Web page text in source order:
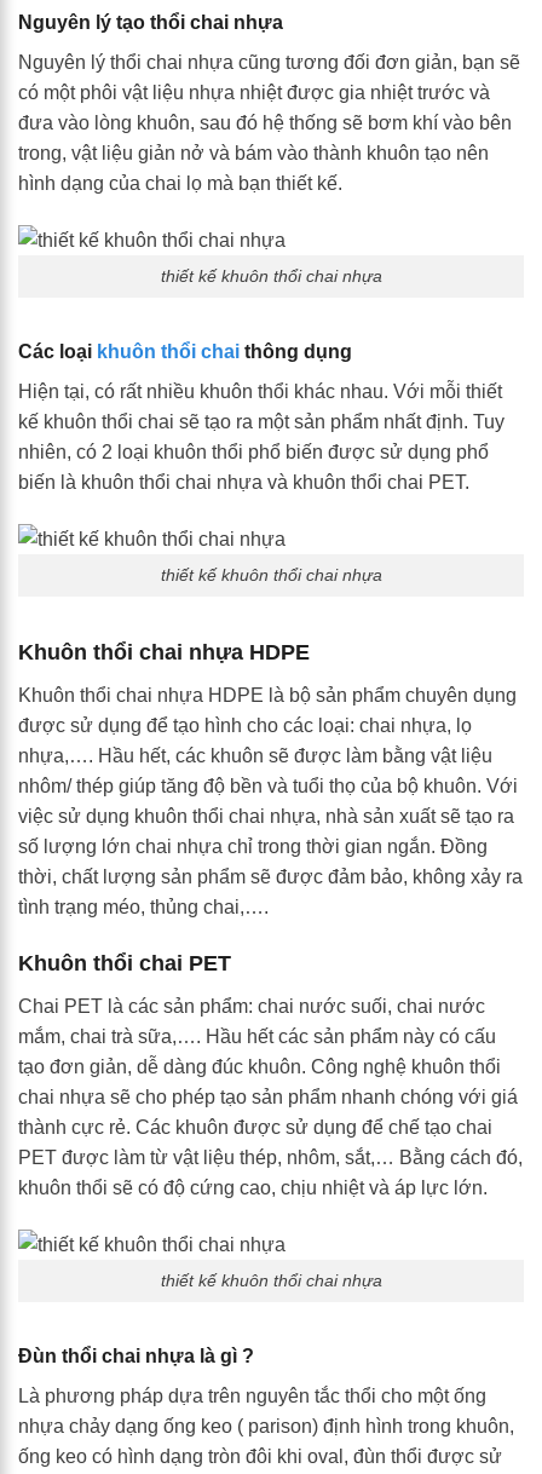
Nguyên lý tạo thổi chai nhựa
Nguyên lý thổi chai nhựa cũng tương đối đơn giản, bạn sẽ
có một phôi vật liệu nhựa nhiệt được gia nhiệt trước và
đưa vào lòng khuôn, sau đó hệ thống sẽ bơm khí vào bên
trong, vật liệu giản nở và bám vào thành khuôn tạo nên
hình dạng của chai lọ mà bạn thiết kế.
thiết kế khuôn thổi chai nhựa
Các loại khuôn thổi chai thông dụng
Hiện tại, có rất nhiều khuôn thổi khác nhau. Với mỗi thiết
kế khuôn thổi chai sẽ tạo ra một sản phẩm nhất định. Tuy
nhiên, có 2 loại khuôn thổi phổ biến được sử dụng phổ
biến là khuôn thổi chai nhựa và khuôn thổi chai PET.
thiết kế khuôn thổi chai nhựa
Khuôn thổi chai nhựa HDPE
Khuôn thổi chai nhựa HDPE là bộ sản phẩm chuyên dụng
được sử dụng để tạo hình cho các loại: chai nhựa, lọ
nhựa,…. Hầu hết, các khuôn sẽ được làm bằng vật liệu
nhôm/ thép giúp tăng độ bền và tuổi thọ của bộ khuôn. Với
việc sử dụng khuôn thổi chai nhựa, nhà sản xuất sẽ tạo ra
số lượng lớn chai nhựa chỉ trong thời gian ngắn. Đồng
thời, chất lượng sản phẩm sẽ được đảm bảo, không xảy ra
tình trạng méo, thủng chai,….
Khuôn thổi chai PET
Chai PET là các sản phẩm: chai nước suối, chai nước
mắm, chai trà sữa,…. Hầu hết các sản phẩm này có cấu
tạo đơn giản, dễ dàng đúc khuôn. Công nghệ khuôn thổi
chai nhựa sẽ cho phép tạo sản phẩm nhanh chóng với giá
thành cực rẻ. Các khuôn được sử dụng để chế tạo chai
PET được làm từ vật liệu thép, nhôm, sắt,… Bằng cách đó,
khuôn thổi sẽ có độ cứng cao, chịu nhiệt và áp lực lớn.
thiết kế khuôn thổi chai nhựa
Đùn thổi chai nhựa là gì ?
Là phương pháp dựa trên nguyên tắc thổi cho một ống
nhựa chảy dạng ống keo ( parison) định hình trong khuôn,
ống keo có hình dạng tròn đôi khi oval, đùn thổi được sử